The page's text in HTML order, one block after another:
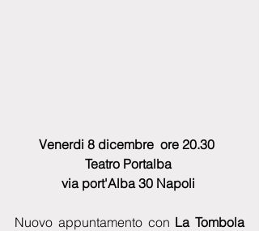
Venerdi 8 dicembre  ore 20.30
Teatro Portalba
via port'Alba 30 Napoli
Nuovo appuntamento con La Tombola